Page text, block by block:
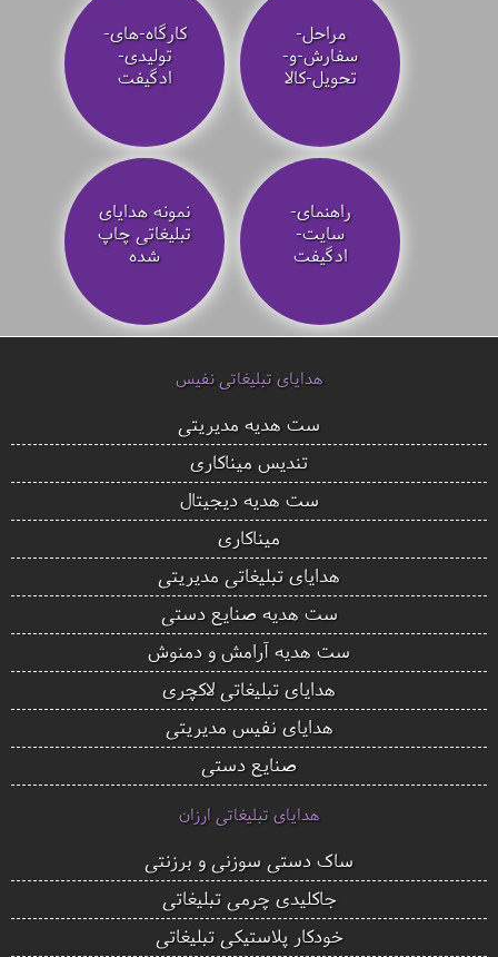
مراحل-
سفارش-و-
تحویل-کالا
کارگاه-های-
تولیدی-
ادگیفت
راهنمای-
سایت-
ادگیفت
نمونه هدایای
تبلیغاتی چاپ
شده
هدایای تبلیغاتی نفیس
ست هدیه مدیریتی
تندیس میناکاری
ست هدیه دیجیتال
میناکاری
هدایای تبلیغاتی مدیریتی
ست هدیه صنایع دستی
ست هدیه آرامش و دمنوش
هدایای تبلیغاتی لاکچری
هدایای نفیس مدیریتی
صنایع دستی
هدایای تبلیغاتی ارزان
ساک دستی سوزنی و برزنتی
جاکلیدی چرمی تبلیغاتی
خودکار پلاستیکی تبلیغاتی